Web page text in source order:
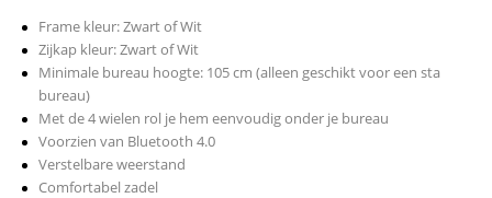
Frame kleur: Zwart of Wit
Zijkap kleur: Zwart of Wit
Minimale bureau hoogte: 105 cm (alleen geschikt voor een sta
bureau)
Met de 4 wielen rol je hem eenvoudig onder je bureau
Voorzien van Bluetooth 4.0
Verstelbare weerstand
Comfortabel zadel